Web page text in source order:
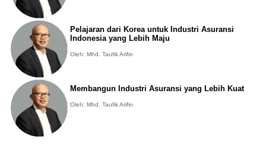
Pelajaran dari Korea untuk Industri Asuransi
Indonesia yang Lebih Maju
Oleh: Mhd. Taufik Arifin
Membangun Industri Asuransi yang Lebih Kuat
Oleh: Mhd. Taufik Arifin